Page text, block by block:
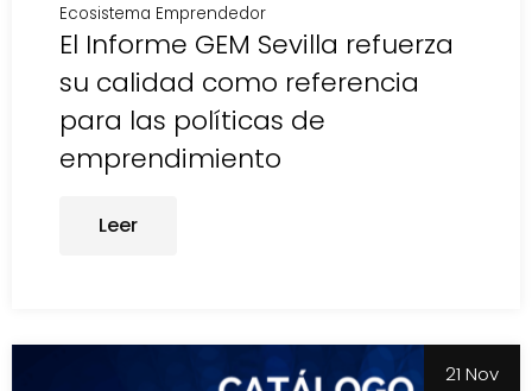
Ecosistema Emprendedor
El Informe GEM Sevilla refuerza
su calidad como referencia
para las políticas de
emprendimiento
Leer
21 Nov